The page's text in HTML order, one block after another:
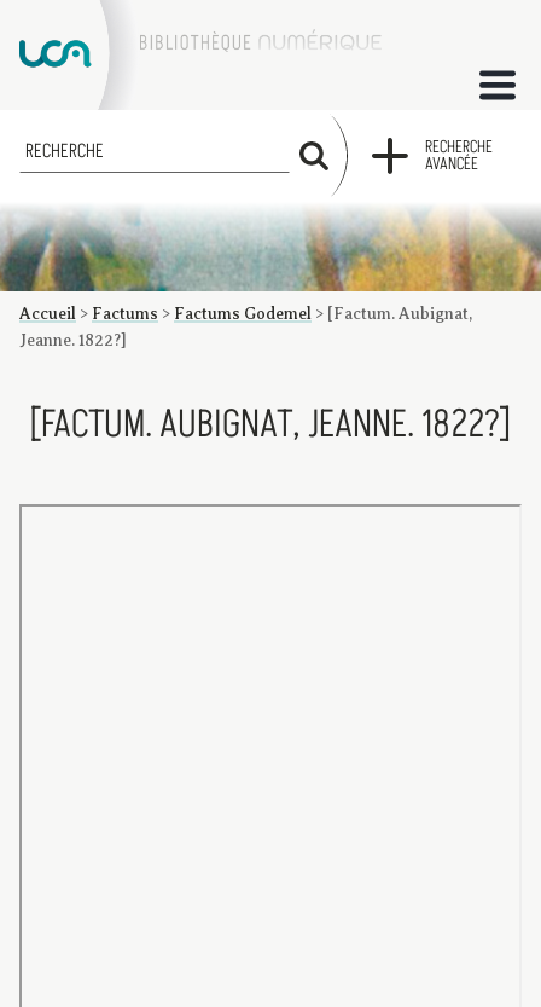
ACCUEIL
COLLECTIONS
FACTUMS
Les factums à la BU
Présentation du corpus de factums de la collection Marie
Bibliographie
Glossaire
Index de recherche
RECHERCHE
RECHERCHE
AVANCÉE
Accueil > Factums > Factums Godemel > [Factum. Aubignat,
Jeanne. 1822?]
[FACTUM. AUBIGNAT, JEANNE. 1822?]